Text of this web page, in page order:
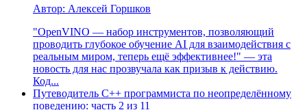
Автор: Алексей Горшков
"OpenVINO — набор инструментов, позволяющий
проводить глубокое обучение AI для взаимодействия с
реальным миром, теперь ещё эффективнее!" — эта
новость для нас прозвучала как призыв к действию.
Код...
Путеводитель C++ программиста по неопределённому
поведению: часть 2 из 11